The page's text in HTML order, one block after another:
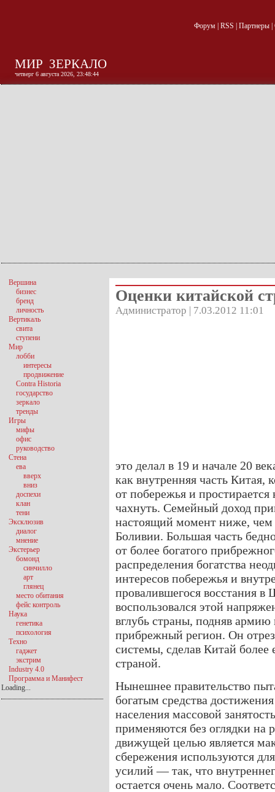
Форум| RSS Партнеры|
МИР ЗЕРКАЛО
четверг 6 августа 2026, 23:48:45
Оценки китайской
Администратор | 7.03.2012 11:01
это делал в 19 и начале 20
как внутренняя часть Китая,
от побережья и
чахнуть. Семейный доход
настоящий момент ниже, чем
Боливии. Большая часть
от более богатого
распределения богатства
интересов побережья и
провалившегося восстания
воспользовался этой
вглубь страны, подняв армию
прибрежный регион. Он
системы, сделав Китай
страной.
Нынешнее правительство
богатым средства
населения массовой
применяются без оглядки на
движущей целью является
сбережения используются
усилий — так, что
остается очень мало.
Вершина
бизнес
бренд
личность
Вертикаль
свита
ступени
Мир
лобби
интересы
продвижение
Contra Historia
государство
зеркало
тренды
Игры
мифы
офис
руководство
Стена
ева
вверх
вниз
доспехи
клан
тени
Эксклюзив
диалог
мнение
Экстерьер
бомонд
синчилло
арт
глянец
место обитания
фейс контроль
Наука
генетика
психология
Техно
гаджет
экстрим
Industry 4.0
Программа и Манифест
Loading...